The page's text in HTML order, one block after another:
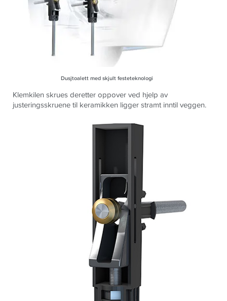
Dusjtoalett med skjult festeteknologi
Klemkilen skrues deretter oppover ved hjelp av
justeringsskruene til keramikken ligger stramt inntil veggen.